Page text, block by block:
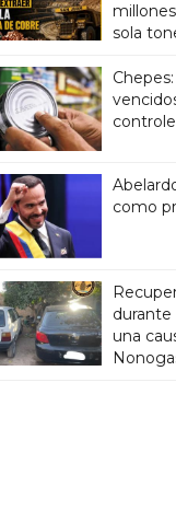
sola
como
una